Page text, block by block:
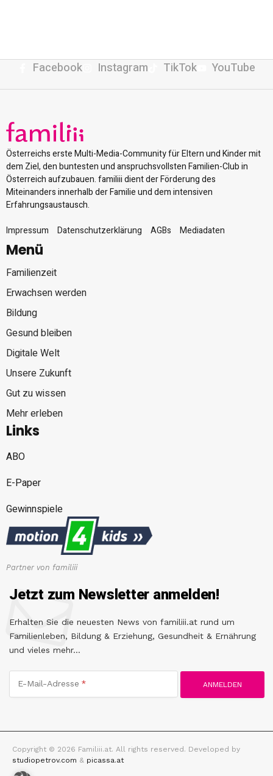
Facebook Instagram TikTok YouTube
Österreichs erste Multi-Media-Community für Eltern und Kinder mit
dem Ziel, den buntesten und anspruchsvollsten Familien-Club in
Österreich aufzubauen. familiii dient der Förderung des
Miteinanders innerhalb der Familie und dem intensiven
Erfahrungsaustausch.
Impressum
Datenschutzerklärung AGBs Mediadaten
Menü
Familienzeit
Erwachsen werden
Bildung
Gesund bleiben
Digitale Welt
Unsere Zukunft
Gut zu wissen
Mehr erleben
Links
ABO
E-Paper
Gewinnspiele
Partner von familiii
Jetzt zum Newsletter anmelden!
Erhalten Sie die neuesten News von familiii.at rund um
Familienleben, Bildung & Erziehung, Gesundheit & Ernährung
und vieles mehr...
E-Mail-Adresse
Copyright © 2026 Familiii.at. All rights reserved. Developed by
studiopetrov.com & picassa.at